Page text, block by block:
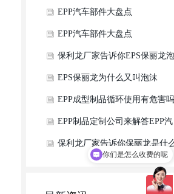
势是什么？
EPP汽车部件大盘点
EPP汽车部件大盘点
保利龙厂家告诉你EPS保丽龙泡
沫的特点有哪些
EPS保丽龙为什么又叫泡沫
EPP成型制品循环使用有危害吗
EPP制品定制公司来解答EPP汽
车配件环保原材料可以定制吗
保利龙厂家告诉你保丽龙是什
你们是怎么收费的呢